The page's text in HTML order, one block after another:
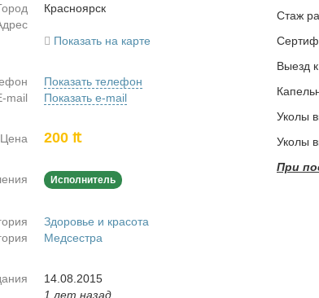
Стаж
Выезд
Уколы
Уколы
При
Крас­но­ярск
Показать на карте
Показать телефон
mail
Показать e-mail
Цена 200 ₶
Исполнитель
Здоровье и красота
Медсестра
14.08.2015
1 лет назад